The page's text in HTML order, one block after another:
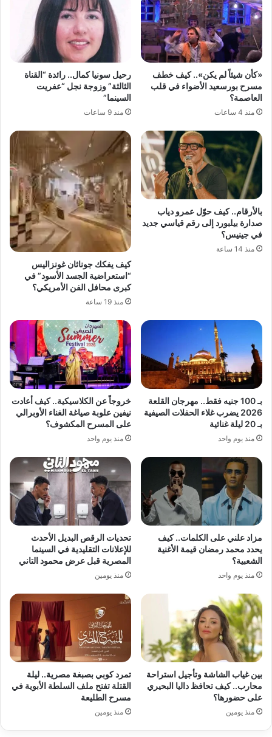
«كأن شيئاً لم يكن».. كيف خطف
مسرح بورسعيد الأضواء في قلب
العاصمة؟
منذ 4 ساعات
رحيل سونيا كمال.. رائدة “القناة
الثالثة” وزوجة نجل “عفريت
السينما”
منذ 9 ساعات
بالأرقام.. كيف حوّل عمرو دياب
صدارة بيلبورد إلى رقم قياسي جديد
في جينيس؟
منذ 14 ساعة
كيف يفكك جوناثان غونزاليس
“استعراضية الجسد الأسود” في
كبرى محافل الفن الأمريكي؟
منذ 19 ساعة
بـ 100 جنيه فقط.. مهرجان القلعة
2026 يضرب غلاء الحفلات الصيفية
بـ 20 ليلة غنائية
منذ يوم واحد
خروجاً عن الكلاسيكية.. كيف أعادت
نيفين علوبة صياغة الغناء الأوبرالي
على المسرح المكشوف؟
منذ يوم واحد
مزاد علني على الكلمات.. كيف
يحدد محمد رمضان قيمة الأغنية
الشعبية؟
منذ يوم واحد
تحديات الرقص البديل الأحدث
للإعلانات التقليدية في السينما
المصرية قبل عرض محمود التاني
منذ يومين
بين غياب الشاشة وتأجيل استراحة
محارب.. كيف تحافظ داليا البحيري
على حضورها؟
منذ يومين
تمرد كوبي بصبغة مصرية.. ليلة
القتلة تفتح ملف السلطة الأبوية في
مسرح الطليعة
منذ يومين